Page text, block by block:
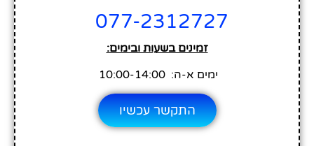
077-2312727
זמינים בשעות ובימים:
ימים א-ה: 10:00-14:00
התקשר עכשיו